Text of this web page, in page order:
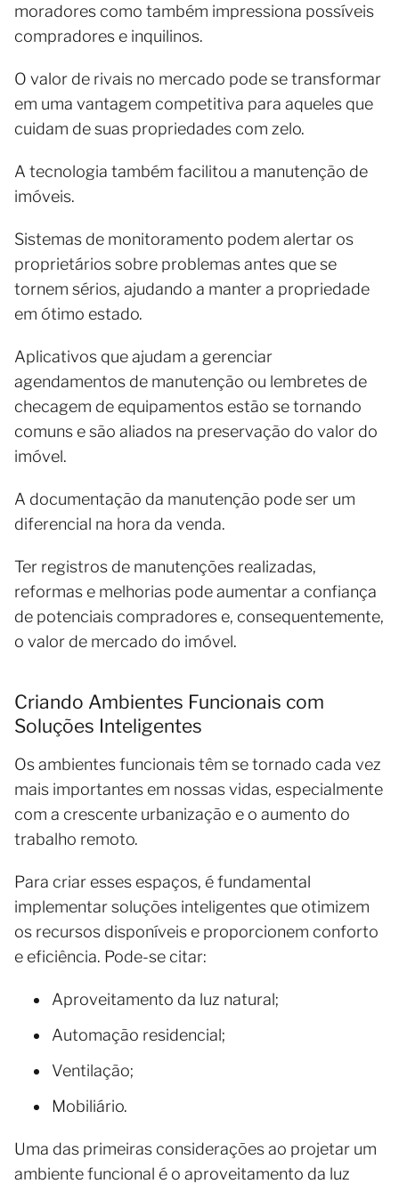
moradores como também impressiona possíveis
compradores e inquilinos.
O valor de rivais no mercado pode se transformar
em uma vantagem competitiva para aqueles que
cuidam de suas propriedades com zelo.
A tecnologia também facilitou a manutenção de
imóveis.
Sistemas de monitoramento podem alertar os
proprietários sobre problemas antes que se
tornem sérios, ajudando a manter a propriedade
em ótimo estado.
Aplicativos que ajudam a gerenciar
agendamentos de manutenção ou lembretes de
checagem de equipamentos estão se tornando
comuns e são aliados na preservação do valor do
imóvel.
A documentação da manutenção pode ser um
diferencial na hora da venda.
Ter registros de manutenções realizadas,
reformas e melhorias pode aumentar a confiança
de potenciais compradores e, consequentemente,
o valor de mercado do imóvel.
Criando Ambientes Funcionais com
Soluções Inteligentes
Os ambientes funcionais têm se tornado cada vez
mais importantes em nossas vidas, especialmente
com a crescente urbanização e o aumento do
trabalho remoto.
Para criar esses espaços, é fundamental
implementar soluções inteligentes que otimizem
os recursos disponíveis e proporcionem conforto
e eficiência. Pode-se citar:
Aproveitamento da luz natural;
Automação residencial;
Ventilação;
Mobiliário.
Uma das primeiras considerações ao projetar um
ambiente funcional é o aproveitamento da luz